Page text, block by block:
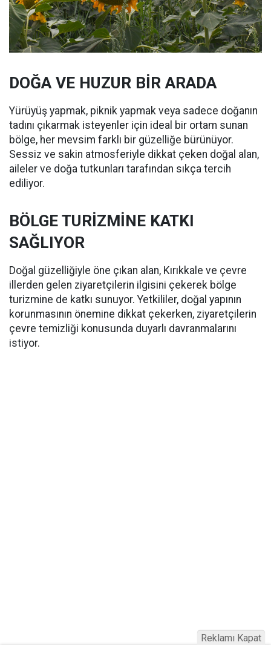
DOĞA VE HUZUR BİR ARADA
Yürüyüş yapmak, piknik yapmak veya sadece doğanın
tadını çıkarmak isteyenler için ideal bir ortam sunan
bölge, her mevsim farklı bir güzelliğe bürünüyor.
Sessiz ve sakin atmosferiyle dikkat çeken doğal alan,
aileler ve doğa tutkunları tarafından sıkça tercih
ediliyor.
BÖLGE TURİZMİNE KATKI
SAĞLIYOR
Doğal güzelliğiyle öne çıkan alan, Kırıkkale ve çevre
illerden gelen ziyaretçilerin ilgisini çekerek bölge
turizmine de katkı sunuyor. Yetkililer, doğal yapının
korunmasının önemine dikkat çekerken, ziyaretçilerin
çevre temizliği konusunda duyarlı davranmalarını
istiyor.
Reklamı Kapat